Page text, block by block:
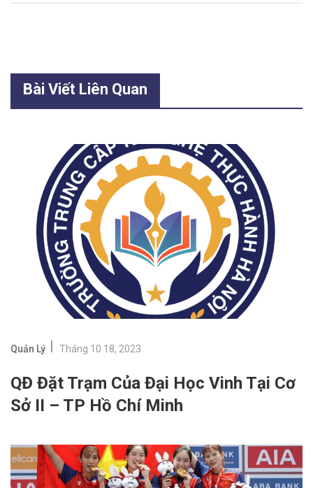
Bài Viết Liên Quan
Quản Lý Tháng 10 18, 2023
QĐ Đặt Trạm Của Đại Học Vinh Tại Cơ
Sở II – TP Hồ Chí Minh